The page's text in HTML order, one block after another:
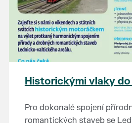
ať víme, s kolika lidmi máme
prodejních míst je omezen.
Těšíme se jako vždy!
Historickými vlaky do
Pro dokonalé spojení
romantických staveb se